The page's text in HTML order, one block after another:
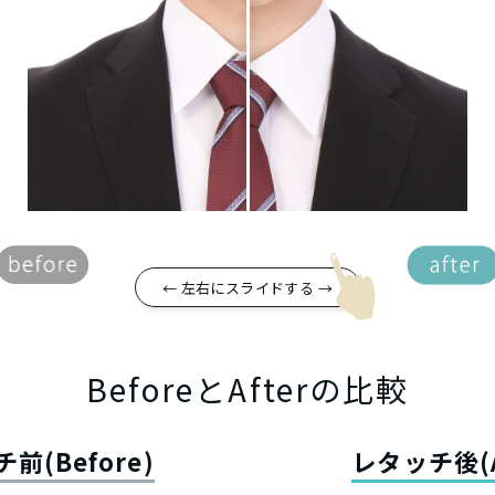
← 左右にスライドする →
BeforeとAfterの比較
前(Before) レタッチ